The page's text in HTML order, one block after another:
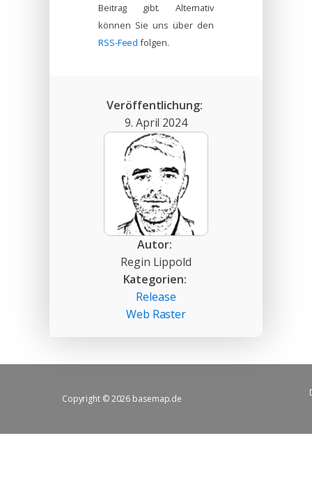
Beitrag gibt. Alternativ
können Sie uns über den
RSS-Feed folgen.
Veröffentlichung:
9. April 2024
Autor:
Regin Lippold
Kategorien:
Release
Web Raster
Copyright © 2026 basemap.de